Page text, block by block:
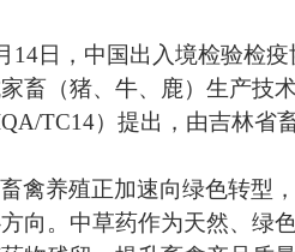
14日，中国出入境检验检疫
畜（猪、牛、鹿）生产技术
TC14）提出， 由吉林省
禽养殖正加速向绿色转型，
向。中草药作为天然、绿